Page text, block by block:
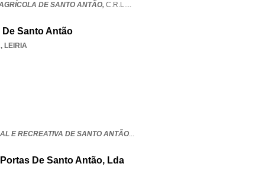
DE SANTO ANTÃO, C.R.L....
Santo Antão
, LEIRIA
E RECREATIVA DE SANTO ANTÃO...
De Santo Antão, Lda